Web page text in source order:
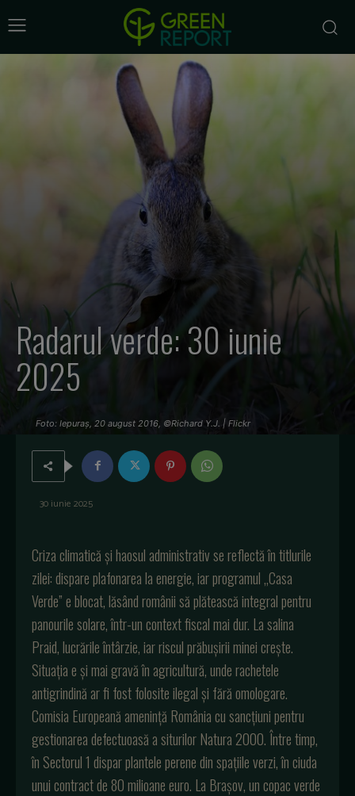
Radarul verde: 30 iunie
2025
Foto: Iepuraș, 20 august 2016, ©Richard Y.J. | Flickr
30 iunie 2025
Criza climatică și haosul administrativ se reflectă în titlurile
zilei: dispare plafonarea la energie, iar programul „Casa
Verde” e blocat, lăsând românii să plătească integral pentru
panourile solare, într-un context fiscal mai dur. La salina
Praid, lucrările întârzie, iar riscul prăbușirii minei crește.
Situația e și mai gravă în agricultură, unde rachetele
antigrindină ar fi fost folosite ilegal și fără omologare.
Comisia Europeană amenință România cu sancțiuni pentru
gestionarea defectuoasă a siturilor Natura 2000. Între timp,
în Sectorul 1 dispar plantele perene din spațiile verzi, în ciuda
unui contract de 80 milioane euro. La Brașov, un copac verde